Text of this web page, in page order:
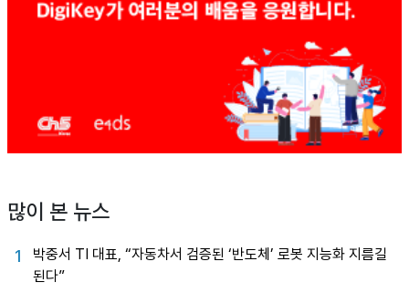
많이 본 뉴스
1
박중서 TI 대표, “자동차서 검증된 ‘반도체’ 로봇 지능화 지름길
된다”